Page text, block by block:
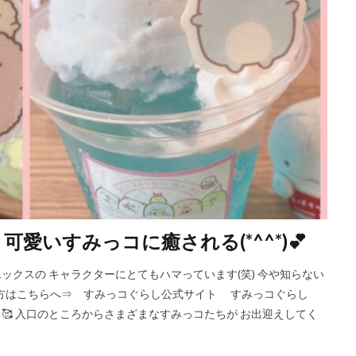
愛いすみっコに癒される(*^^*)💕
クスの キャラクターにとてもハマっています(笑) 今や知らない
はこちらへ⇒ すみっコぐらし公式サイト すみっコぐらし
入口のところからさまざまなすみっコたちが お出迎えしてく